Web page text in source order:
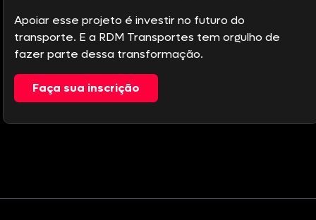
Apoiar esse projeto é investir no futuro do
transporte. E a RDM Transportes tem orgulho de
fazer parte dessa transformação.
Faça sua inscrição